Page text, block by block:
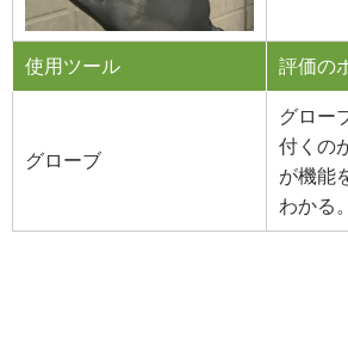
使用ツール 評価の
グローブ
グロー
付くの
が機能
わかる。